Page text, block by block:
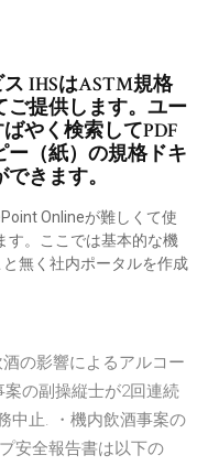
IHSはASTM規格
ご提供します。ユー
やく検索してPDF
ー（紙）の規格ドキ
きます。
Onlineが難しくて使
す。ここでは基本的な機
無く社内ポータルを作成
の影響によるアルコー
の副操縦士が2回連続
中止. ・機内飲酒事案の
安全報告書は以下の